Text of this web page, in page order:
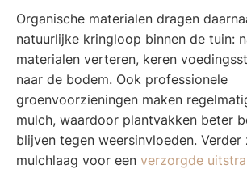
Organische materialen dragen
natuurlijke kringloop binnen de tuin:
materialen verteren, keren
naar de bodem. Ook professionele
groenvoorzieningen maken
mulch, waardoor plantvakken beter
blijven tegen weersinvloeden. Verder
mulchlaag voor een verzorgde